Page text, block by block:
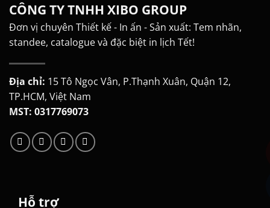
CÔNG TY TNHH XIBO GROUP
Đơn vị chuyên Thiết kế - In ấn - Sản xuất: Tem nhãn,
standee, catalogue và đặc biệt in lịch Tết!
Địa chỉ: 15 Tô Ngọc Vân, P.Thạnh Xuân, Quận 12,
TP.HCM, Việt Nam
MST: 0317769073
Hỗ trợ